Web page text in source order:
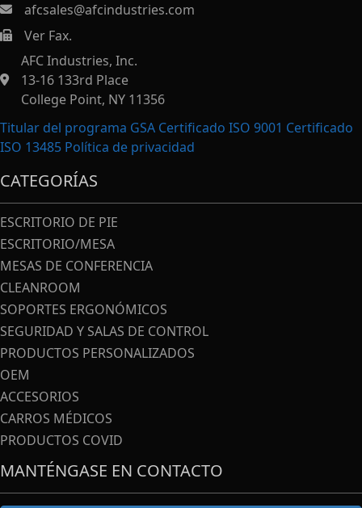
afcsales@afcindustries.com
https://afcindustries.com/contact/#:~:text=Fax
Ver Fax.
AFC Industries, Inc.
13-16 133rd Place
College Point, NY 11356
Titular del programa GSA Certificado ISO 9001 Certificado
ISO 13485 Política de privacidad
CATEGORÍAS
ESCRITORIO DE PIE
ESCRITORIO/MESA
MESAS DE CONFERENCIA
CLEANROOM
SOPORTES ERGONÓMICOS
SEGURIDAD Y SALAS DE CONTROL
PRODUCTOS PERSONALIZADOS
OEM
ACCESORIOS
CARROS MÉDICOS
PRODUCTOS COVID
MANTÉNGASE EN CONTACTO